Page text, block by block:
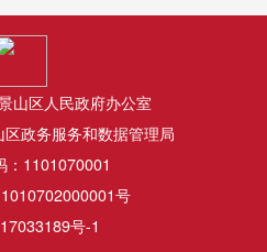
山区人民政府办公室
政务服务和数据管理局
：1101070001
号
号-1